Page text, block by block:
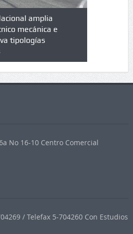
amplia
mecánica e
tipologías
Qué es
No 16-10 Centro Comercial
/ Telefax 5-704260 Con Estudios